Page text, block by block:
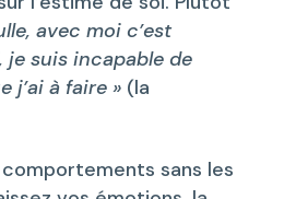
avec moi c’est
je suis incapable de
j’ai à faire »(la
sans les